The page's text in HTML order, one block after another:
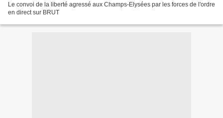
Le convoi de la liberté agressé aux Champs-Elysées par les forces de l'ordre
en direct sur BRUT